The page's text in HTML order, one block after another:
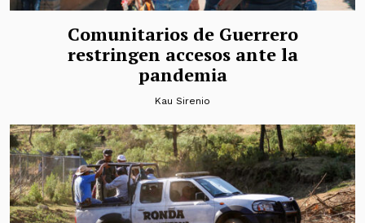
Comunitarios de Guerrero
restringen accesos ante la
pandemia
Kau Sirenio